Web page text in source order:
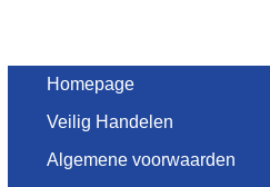
Homepage
Veilig Handelen
Algemene voorwaarden